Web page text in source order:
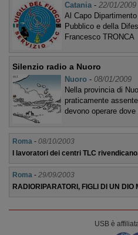
Catania - 22/01/2009
Al Capo
Pubblico e della
Francesco TRONCA
Silenzio radio a Nuoro
Nuoro - 08/01/2009
Nella provincia di
praticamente
devono operare
Roma - 08/10/2003
I lavoratori dei centri TLC
Roma - 29/09/2003
RADIORIPARATORI, FIGLI DI UN DIO
USB è